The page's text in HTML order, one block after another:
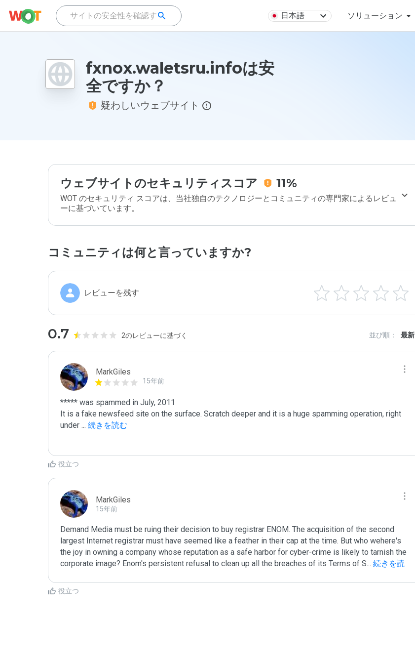
日本語 ソリューション
fxnox.waletsru.infoは安
全ですか？
疑わしいウェブサイト
ウェブサイトのセキュリティスコア 11%
WOT のセキュリティ スコアは、当社独自のテクノロジーとコミュニティの専門家によるレビュ
ーに基づいています。
コミュニティは何と言っていますか?
レビューを残す
0.7 2のレビューに基づく 並び順： 最新
MarkGiles
15年前
***** was spammed in July, 2011
It is a fake newsfeed site on the surface. Scratch deeper and it is a huge spamming operation, right
under ... 続きを読む
役立つ
MarkGiles
15年前
Demand Media must be ruing their decision to buy registrar ENOM. The acquisition of the second
largest Internet registrar must have seemed like a feather in their cap at the time. But who wehere's
the joy in owning a company whose reputation as a safe harbor for cyber-crime is likely to tarnish the
corporate image? Enom's persistent refusal to clean up all the breaches of its Terms of S... 続きを読
役立つ